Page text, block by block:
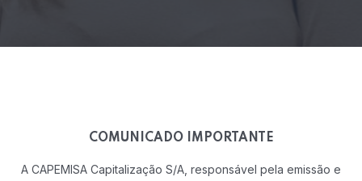
COMUNICADO IMPORTANTE
A CAPEMISA Capitalização S/A, responsável pela emissão e